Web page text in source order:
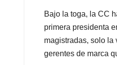
Bajo la toga, la CC
primera presidenta
magistradas, solo
gerentes de marca